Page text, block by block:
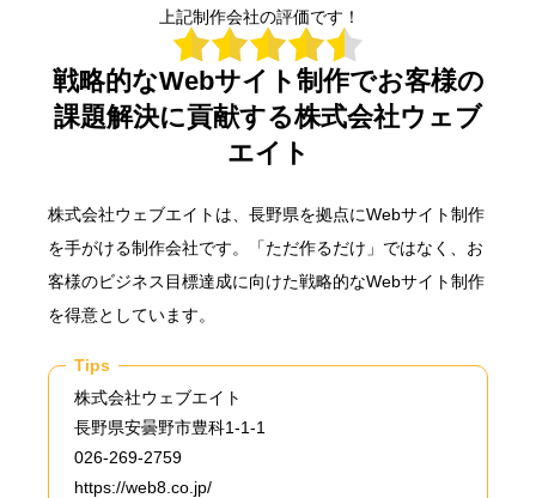
上記制作会社の評価です！
戦略的なWebサイト制作でお客様の
課題解決に貢献する株式会社ウェブ
エイト
株式会社ウェブエイトは、長野県を拠点にWebサイト制作
を手がける制作会社です。「ただ作るだけ」ではなく、お
客様のビジネス目標達成に向けた戦略的なWebサイト制作
を得意としています。
Tips
株式会社ウェブエイト
長野県安曇野市豊科1-1-1
026-269-2759
https://web8.co.jp/